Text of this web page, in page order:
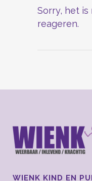
Sorry, het
reageren.
WIENK KIND EN